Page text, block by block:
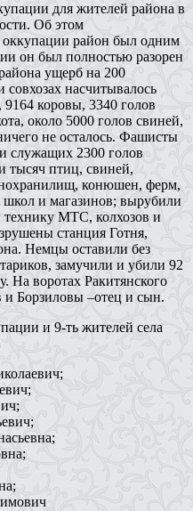
для жителей района в
Об этом
оккупации район был одним
он был полностью разорен
ущерб на 200
насчитывалось
коровы, 3340 голов
около 5000 голов свиней,
не осталось. Фашисты
служащих 2300 голов
тысяч птиц, свиней,
конюшен, ферм,
школ и магазинов; вырубили
технику МТС, колхозов и
станция Готня,
Немцы оставили без
замучили и убили 92
На воротах Ракитянского
и Борзиловы –отец и сын.
и 9-ть жителей села